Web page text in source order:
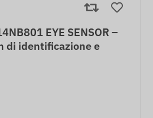
EYE SENSOR –
di identificazione e